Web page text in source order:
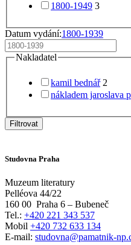
1800-1949 3
Datum vydání:1800-1939
Nakladatel
kamil bednář 2
nákladem jaroslava
Filtrovat
Studovna Praha
Muzeum literatury
Pelléova 44/22
160 00 Praha 6 – Bubeneč
Tel.: +420 221 343 537
Mobil +420 732 633 134
E-mail: studovna@pamatnik-